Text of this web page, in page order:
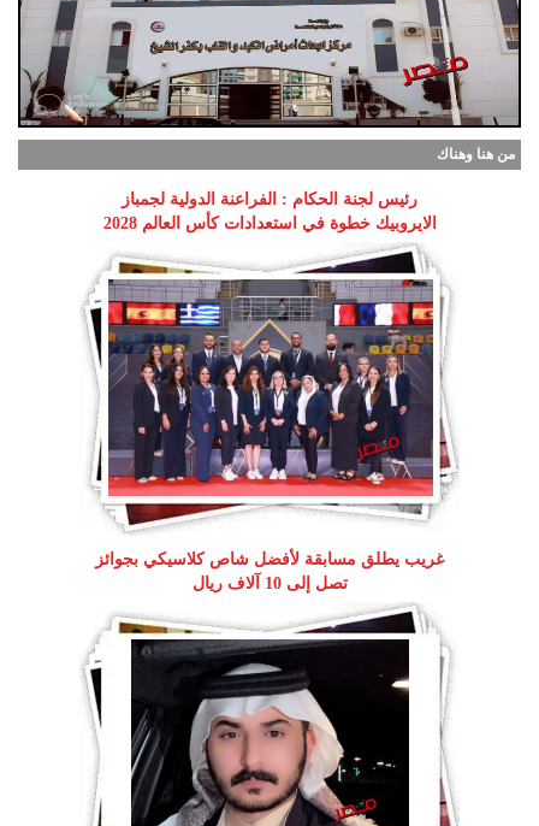
من هنا وهناك
رئيس لجنة الحكام : الفراعنة الدولية لجمباز
الايروبيك خطوة في استعدادات كأس العالم 2028
غريب يطلق مسابقة لأفضل شاص كلاسيكي بجوائز
تصل إلى 10 آلاف ريال